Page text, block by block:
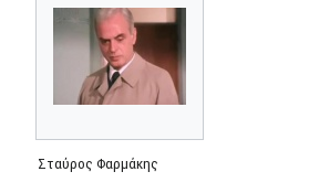
Σταύρος Φαρμάκης